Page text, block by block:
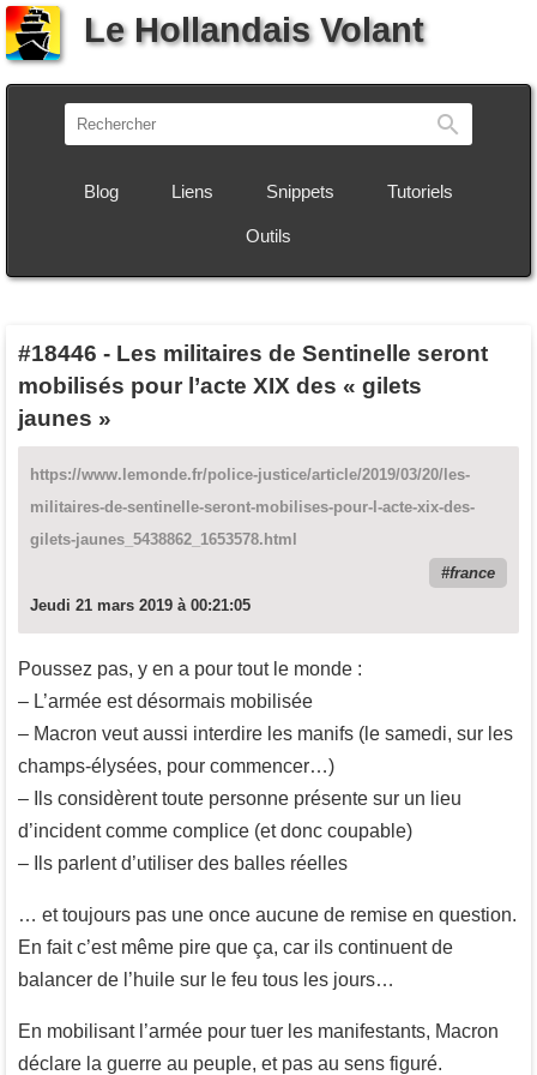
Le Hollandais Volant
Blog Liens Snippets Tutoriels
Outils
#18446 - Les militaires de Sentinelle seront
mobilisés pour l’acte XIX des « gilets
jaunes »
https://www.lemonde.fr/police-justice/article/2019/03/20/les-
militaires-de-sentinelle-seront-mobilises-pour-l-acte-xix-des-
gilets-jaunes_5438862_1653578.html
france
Jeudi 21 mars 2019 à 00:21:05
Poussez pas, y en a pour tout le monde :
– L’armée est désormais mobilisée
– Macron veut aussi interdire les manifs (le samedi, sur les
champs-élysées, pour commencer…)
– Ils considèrent toute personne présente sur un lieu
d’incident comme complice (et donc coupable)
– Ils parlent d’utiliser des balles réelles
… et toujours pas une once aucune de remise en question.
En fait c’est même pire que ça, car ils continuent de
balancer de l’huile sur le feu tous les jours…
En mobilisant l’armée pour tuer les manifestants, Macron
déclare la guerre au peuple, et pas au sens figuré.